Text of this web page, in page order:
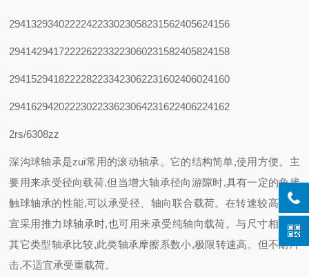
2941329340222242233023058231562405624156
2941429417222262233223060231582405824158
2941529418222282233423062231602406024160
2941629420222302233623064231622406224162
2rs/6308zz
深沟球轴承是zui常用的滚动轴承。它的结构简单,使用方便。主
要用来承受径向载荷,但当增大轴承径向游隙时,具有一定的角接
触球轴承的性能,可以承受径、轴向联合载荷。在转速较高又不
宜采用推力球轴承时,也可用来承受纯轴向载荷。与尺寸相同的
其它类型轴承比较,此类轴承摩擦系数小,极限转速高。但不耐冲
击,不适宜承受重载荷。